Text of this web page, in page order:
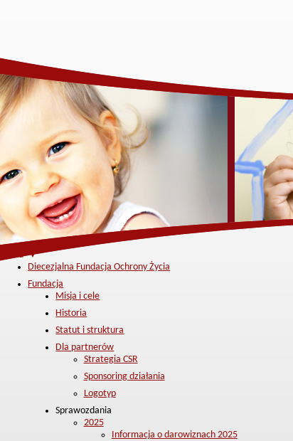
Menu ▼
Diecezjalna Fundacja Ochrony Życia
Fundacja
Misja i cele
Historia
Statut i struktura
Dla partnerów
Strategia CSR
Sponsoring działania
Logotyp
Sprawozdania
2025
Informacja o darowiznach 2025